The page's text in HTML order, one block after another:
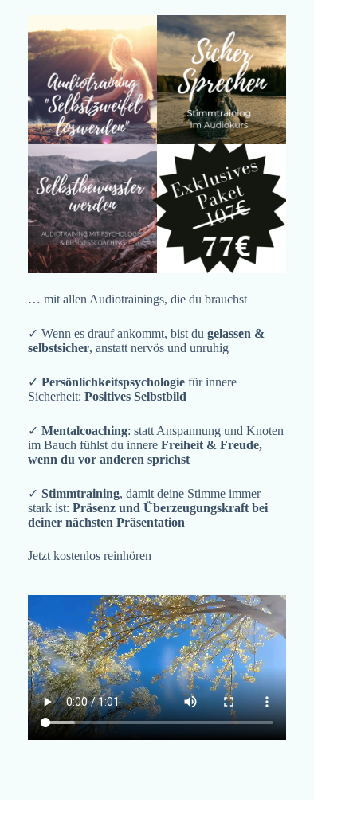
… mit allen Audiotrainings, die du brauchst
✓ Wenn es drauf ankommt, bist du gelassen &
selbstsicher, anstatt nervös und unruhig
✓ Persönlichkeitspsychologie für innere
Sicherheit: Positives Selbstbild
✓ Mentalcoaching: statt Anspannung und Knoten
im Bauch fühlst du innere Freiheit & Freude,
wenn du vor anderen sprichst
✓ Stimmtraining, damit deine Stimme immer
stark ist: Präsenz und Überzeugungskraft bei
deiner nächsten Präsentation
Jetzt kostenlos reinhören